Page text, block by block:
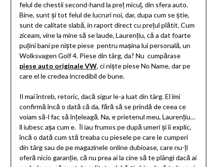
felul de chestii second-hand la preț micuț, din sfera auto.
Bine, sunt și tot felul de lucruri noi, dar, dupa cum se știe,
sunt de calitate slabă, in raport direct cu prețul plătit. Cum
ziceam, vine la mine să se laude, Laurențiu, că a dat foarte
puțini bani pe niște piese pentru mașina lui personală, un
Wolksvagen Golf 4. Piese din târg, da? Nu cumpărase
piese auto originale VW, ci niște piese No Name, dar pe
care el le credea incredibil de bune.
Il mai întreb, retoric, dacă sigur le-a luat din târg. El îmi
confirmă încă o dată că da, fără să se prindă de ceea ce
voiam să-l fac să înțeleagă. Na, e prietenul meu, Laurențiu…
îl iubesc așa cum e. Îl iau frumos pe după umeri și îi explic,
încă o dată cum stă treaba cu piesele pe care le cumperi
din târg sau de pe magazinele online dubioase, care nu-ți
oferă nicio garanție, că nu prea ai la cine să te plângi dacă ai